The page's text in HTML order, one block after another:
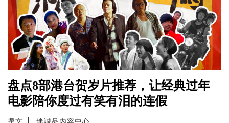
盘点8部港台贺岁片推荐，让经典过年
电影陪你度过有笑有泪的连假
撰文 迷誠品內容中心